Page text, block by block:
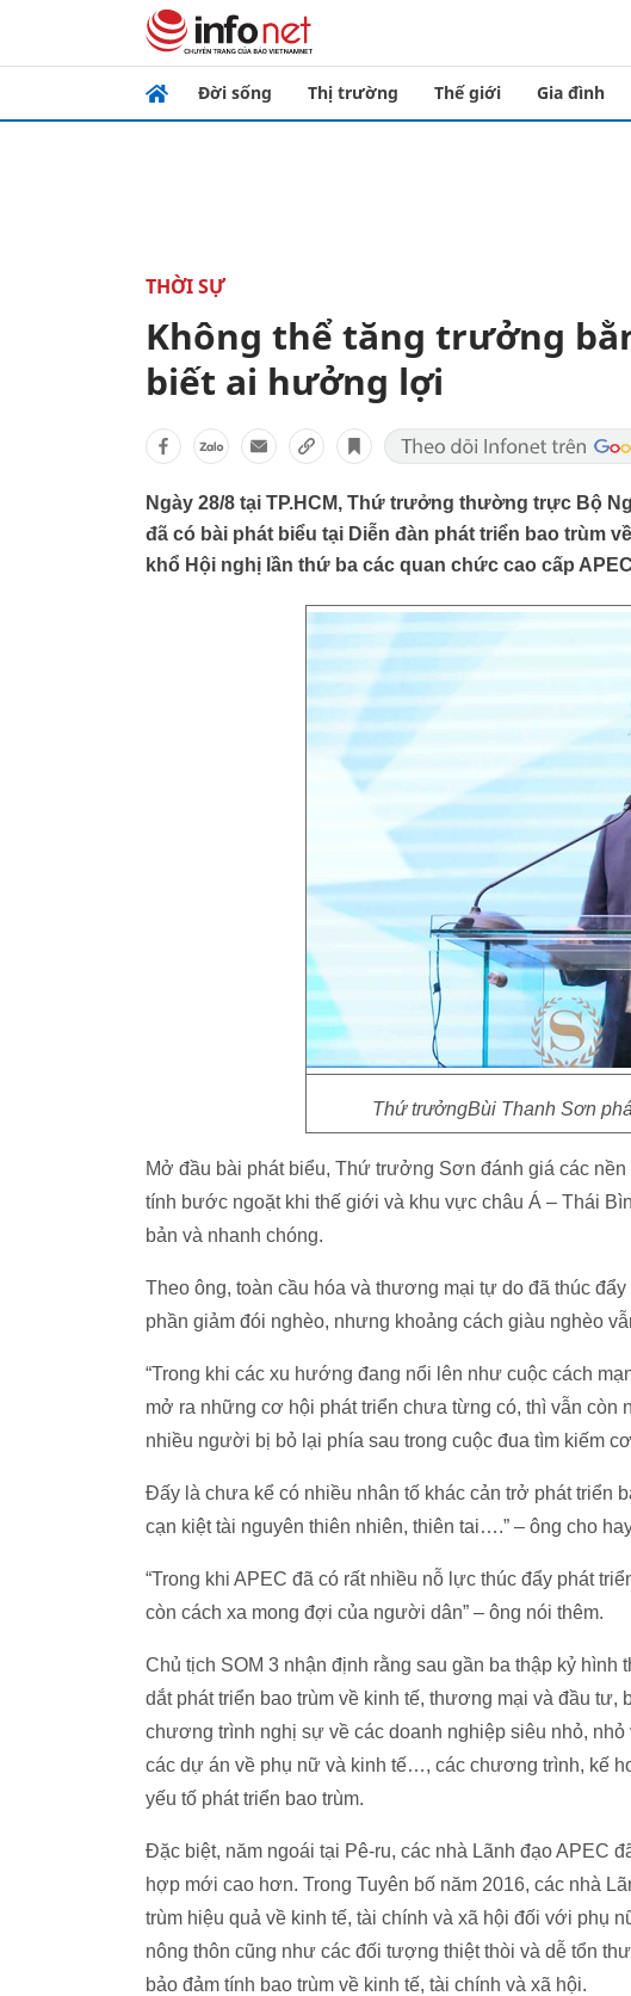
Đời sống Thị trường Thế giới Gia đình
THỜI SỰ
Không thể tăng trưởng
biết ai hưởng lợi
Ngày 28/8 tại TP.HCM, Thứ trưởng thường trực Bộ
đã có bài phát biểu tại Diễn đàn phát triển bao trùm
khổ Hội nghị lần thứ ba các quan chức cao cấp
Thứ trưởngBùi Thanh Sơn
Mở đầu bài phát biểu, Thứ trưởng Sơn đánh giá các
tính bước ngoặt khi thế giới và khu vực châu Á – Thái
bản và nhanh chóng.
Theo ông, toàn cầu hóa và thương mại tự do đã thúc
phần giảm đói nghèo, nhưng khoảng cách giàu nghèo
“Trong khi các xu hướng đang nổi lên như cuộc cách
mở ra những cơ hội phát triển chưa từng có, thì vẫn còn
nhiều người bị bỏ lại phía sau trong cuộc đua tìm kiếm
Đấy là chưa kể có nhiều nhân tố khác cản trở phát triển
cạn kiệt tài nguyên thiên nhiên, thiên tai….” – ông cho
“Trong khi APEC đã có rất nhiều nỗ lực thúc đẩy phát
còn cách xa mong đợi của người dân” – ông nói thêm.
Chủ tịch SOM 3 nhận định rằng sau gần ba thập kỷ hình
dắt phát triển bao trùm về kinh tế, thương mại và đầu
chương trình nghị sự về các doanh nghiệp siêu nhỏ,
các dự án về phụ nữ và kinh tế…, các chương trình, kế
yếu tố phát triển bao trùm.
Đặc biệt, năm ngoái tại Pê-ru, các nhà Lãnh đạo APEC
hợp mới cao hơn. Trong Tuyên bố năm 2016, các nhà
trùm hiệu quả về kinh tế, tài chính và xã hội đối với phụ
nông thôn cũng như các đối tượng thiệt thòi và dễ tổn
bảo đảm tính bao trùm về kinh tế, tài chính và xã hội.